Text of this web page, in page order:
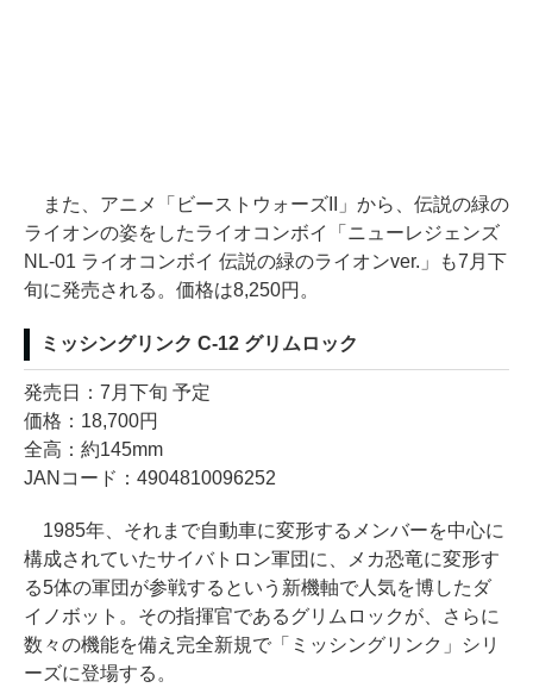
また、アニメ「ビーストウォーズII」から、伝説の緑の
ライオンの姿をしたライオコンボイ「ニューレジェンズ
NL-01 ライオコンボイ 伝説の緑のライオンver.」も7月下
旬に発売される。価格は8,250円。
ミッシングリンク C-12 グリムロック
発売日：7月下旬 予定
価格：18,700円
全高：約145mm
JANコード：4904810096252
1985年、それまで自動車に変形するメンバーを中心に
構成されていたサイバトロン軍団に、メカ恐竜に変形す
る5体の軍団が参戦するという新機軸で人気を博したダ
イノボット。その指揮官であるグリムロックが、さらに
数々の機能を備え完全新規で「ミッシングリンク」シリ
ーズに登場する。